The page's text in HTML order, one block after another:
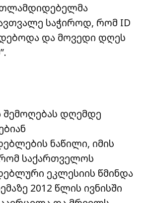
საჭიროდ, რომ ID
და მოვედი დღეს
შემოღებას დღემდე
ნაწილი, იმის
საქართველოს
ეკლესიის წმინდა
2012 წლის ივნისში